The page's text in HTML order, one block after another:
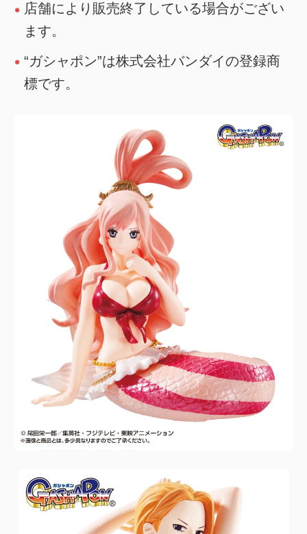
店舗により販売終了している場合がござい
ます。
“ガシャポン”は株式会社バンダイの登録商
標です。